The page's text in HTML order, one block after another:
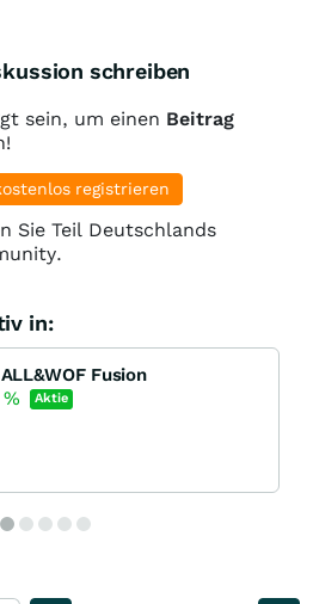
sind stark gerundet und
wäre das ja immens.
schreiben
sein, um einen Beitrag
registrieren
Sie Teil Deutschlands
in:
Fusion
% Aktie